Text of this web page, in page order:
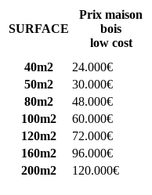
SURFACE
Prix maison
bois
low cost
40m2
24.000€
50m2
30.000€
80m2
48.000€
100m2
60.000€
120m2
72.000€
160m2
96.000€
200m2
120.000€